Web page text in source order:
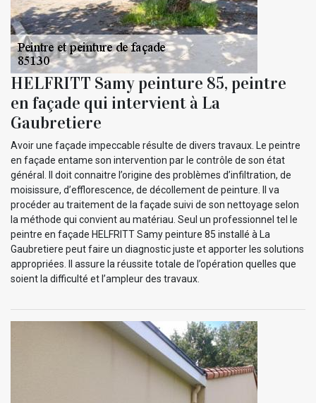
HELFRITT Samy peinture 85, peintre
en façade qui intervient à La
Gaubretiere
Avoir une façade impeccable résulte de divers travaux. Le peintre
en façade entame son intervention par le contrôle de son état
général. Il doit connaitre l’origine des problèmes d’infiltration, de
moisissure, d’efflorescence, de décollement de peinture. Il va
procéder au traitement de la façade suivi de son nettoyage selon
la méthode qui convient au matériau. Seul un professionnel tel le
peintre en façade HELFRITT Samy peinture 85 installé à La
Gaubretiere peut faire un diagnostic juste et apporter les solutions
appropriées. Il assure la réussite totale de l’opération quelles que
soient la difficulté et l’ampleur des travaux.